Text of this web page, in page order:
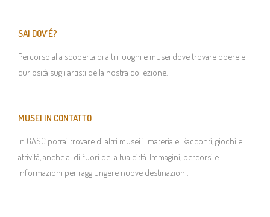
Chi siamo
Mission
SAI DOV’É?
Percorso alla scoperta di altri luoghi e musei dove trovare opere e
curiosità sugli artisti della nostra collezione.
MUSEI IN CONTATTO
In GASC potrai trovare di altri musei il materiale. Racconti, giochi e
attività, anche al di fuori della tua città. Immagini, percorsi e
informazioni per raggiungere nuove destinazioni.